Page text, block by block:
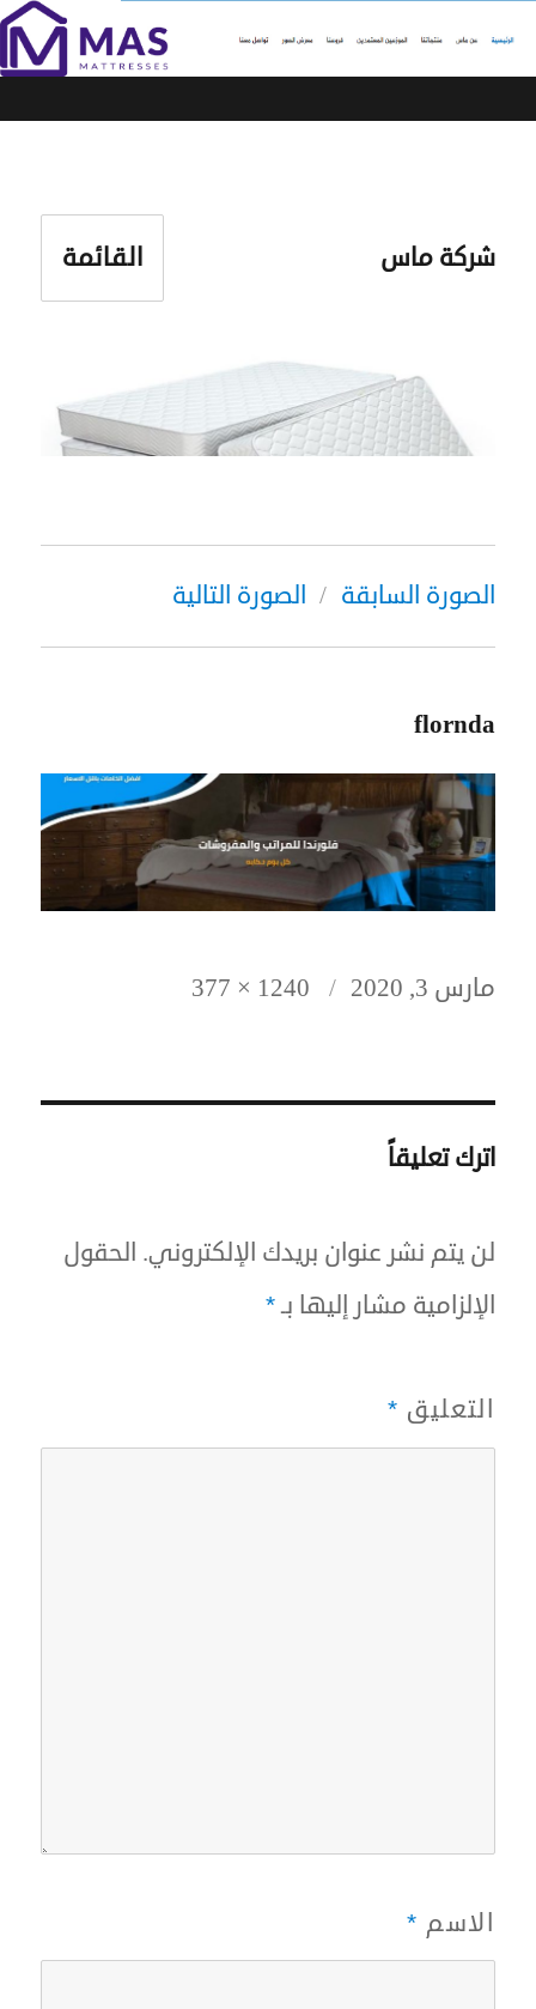
شركة ماس القائمة
الصورة السابقة الصورة التالية
flornda
نُشرت
مارس 3, 2020
الحجم
1240 × 377
اترك تعليقاً
لن يتم نشر عنوان بريدك الإلكتروني. الحقول
الإلزامية مشار إليها بـ*
التعليق *
الاسم *